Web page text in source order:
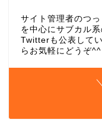
サイト管理者のつ
を中心にサブカル
Twitterも公表して
らお気軽にどうぞ^^